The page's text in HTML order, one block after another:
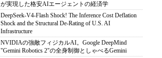
が実現した格安AIエージェントの経済学
DeepSeek-V4-Flash Shock! The Inference Cost Deflation
Shock and the Structural De-Rating of U.S. AI
Infrastructure
NVIDIAの強敵フィジカルAI。Google DeepMind
"Gemini Robotics 2"の全身制御としゃべるGemini